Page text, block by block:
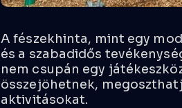
A fészekhinta, mint egy
és a szabadidős
nem csupán egy
összejöhetnek,
aktivitásokat.